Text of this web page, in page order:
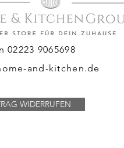
02223 9065698
and-kitchen.de
WIDERRUFEN